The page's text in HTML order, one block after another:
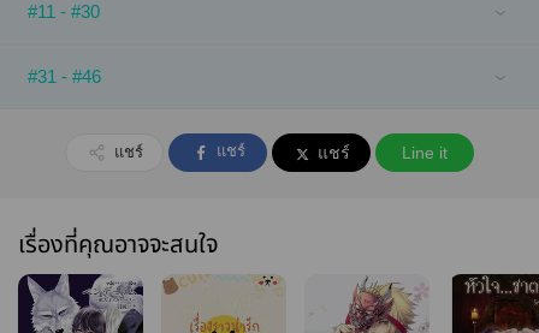
#11 - #30
#31 - #46
แชร์ แชร์ แชร์ Line it
เรื่องที่คุณอาจจะสนใจ